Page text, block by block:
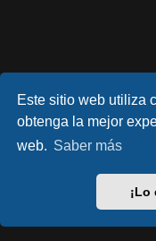
Este sitio web utiliza
obtenga la mejor
web. Saber más
¡Lo